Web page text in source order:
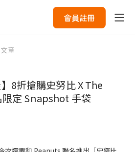
會員註冊
文章
】8折搶購史努比 X The
定 Snapshot 手袋